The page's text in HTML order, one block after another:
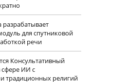
разрабатывает
для спутниковой
речи
Консультативный
сфере ИИ с
традиционных религий